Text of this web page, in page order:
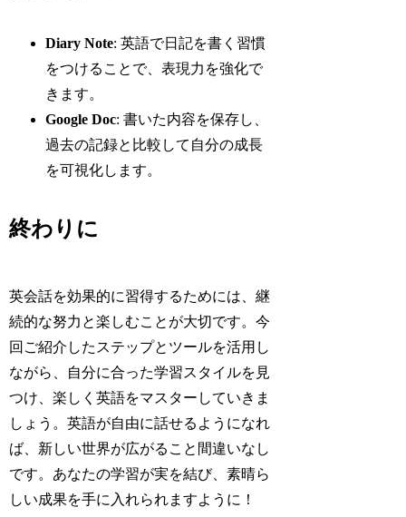
Diary Note: 英語で日記を書く習慣
をつけることで、表現力を強化で
きます。
Google Doc: 書いた内容を保存し、
過去の記録と比較して自分の成長
を可視化します。
終わりに
英会話を効果的に習得するためには、継
続的な努力と楽しむことが大切です。今
回ご紹介したステップとツールを活用し
ながら、自分に合った学習スタイルを見
つけ、楽しく英語をマスターしていきま
しょう。英語が自由に話せるようになれ
ば、新しい世界が広がること間違いなし
です。あなたの学習が実を結び、素晴ら
しい成果を手に入れられますように！